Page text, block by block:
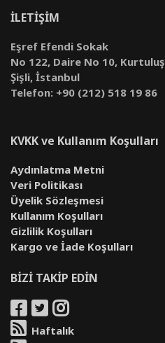
İLETİŞİM
Eşref Efendi Sokak
No 122, Daire No 10, Kurtuluş
Şişli, İstanbul
Telefon: +90 (212) 518 19 86
KVKK ve Kullanım Koşulları
Aydınlatma Metni
Veri Politikası
Üyelik Sözleşmesi
Kullanım Koşulları
Gizlilik Koşulları
Kargo ve İade Koşulları
BİZİ TAKİP EDİN
Haftalık